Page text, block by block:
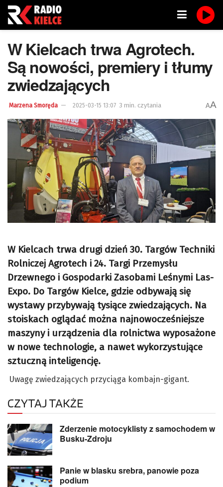
W Kielcach trwa Agrotech.
Są nowości, premiery i tłumy
zwiedzających
Marzena Smoręda 2025-03-15 13:07 3 min. czytania AA
W Kielcach trwa drugi dzień 30. Targów Techniki
Rolniczej Agrotech i 24. Targi Przemysłu
Drzewnego i Gospodarki Zasobami Leśnymi Las-
Expo. Do Targów Kielce, gdzie odbywają się
wystawy przybywają tysiące zwiedzających. Na
stoiskach oglądać można najnowocześniejsze
maszyny i urządzenia dla rolnictwa wyposażone
w nowe technologie, a nawet wykorzystujące
sztuczną inteligencję.
Uwagę zwiedzających przyciąga kombajn-gigant.
CZYTAJ TAKŻE
Zderzenie motocyklisty z samochodem w
Busku-Zdroju
Panie w blasku srebra, panowie poza
podium